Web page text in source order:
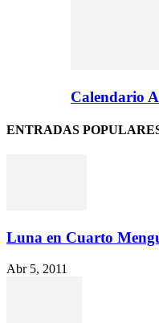
Calendario
ENTRADAS
Luna en Cuarto
Abr 5, 2011